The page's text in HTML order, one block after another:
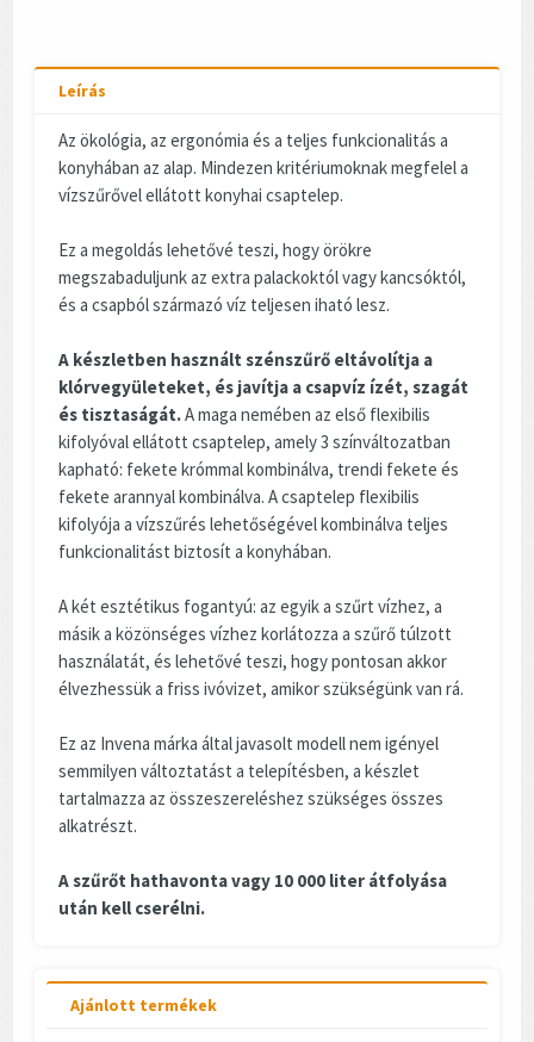
Leírás
Az ökológia, az ergonómia és a teljes funkcionalitás a
konyhában az alap. Mindezen kritériumoknak megfelel a
vízszűrővel ellátott konyhai csaptelep.
Ez a megoldás lehetővé teszi, hogy örökre
megszabaduljunk az extra palackoktól vagy kancsóktól,
és a csapból származó víz teljesen iható lesz.
A készletben használt szénszűrő eltávolítja a
klórvegyületeket, és javítja a csapvíz ízét, szagát
és tisztaságát.A maga nemében az első flexibilis
kifolyóval ellátott csaptelep, amely 3 színváltozatban
kapható: fekete krómmal kombinálva, trendi fekete és
fekete arannyal kombinálva. A csaptelep flexibilis
kifolyója a vízszűrés lehetőségével kombinálva teljes
funkcionalitást biztosít a konyhában.
A két esztétikus fogantyú: az egyik a szűrt vízhez, a
másik a közönséges vízhez korlátozza a szűrő túlzott
használatát, és lehetővé teszi, hogy pontosan akkor
élvezhessük a friss ivóvizet, amikor szükségünk van rá.
Ez az Invena márka által javasolt modell nem igényel
semmilyen változtatást a telepítésben, a készlet
tartalmazza az összeszereléshez szükséges összes
alkatrészt.
A szűrőt hathavonta vagy 10 000 liter átfolyása
után kell cserélni.
Ajánlott termékek